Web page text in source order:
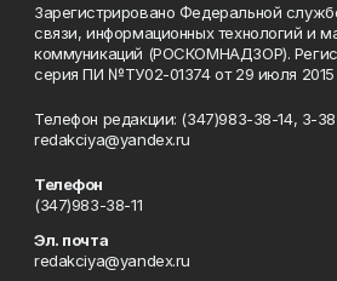
Зарегистрировано Федеральной
связи, информационных технологий и
коммуникаций (РОСКОМНАДЗОР).
серия ПИ №ТУ02-01374 от 29 июля 2015
Телефон редакции: (347)983-38-14, 3-
redakciya@yandex.ru
Телефон
(347)983-38-11
Эл. почта
redakciya@yandex.ru